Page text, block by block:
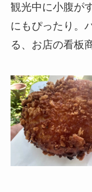
観光中に小腹が
にもぴったり。
る、お店の看板